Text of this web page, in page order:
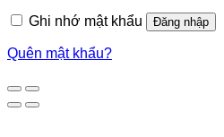
Ghi nhớ mật khẩu Đăng nhập
Quên mật khẩu?